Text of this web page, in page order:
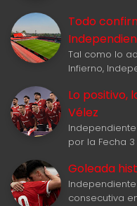
Todo
Tal como lo
Infierno,
Lo positivo,
Vélez
por la Fecha
Goleada
consecutiva